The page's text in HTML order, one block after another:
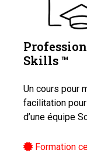
Skills ™️
Un cours pour
facilitation
d’une équipe
Formation